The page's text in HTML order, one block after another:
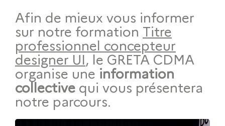
Afin de mieux vous informer
sur notre formation Titre
professionnel concepteur
designer UI, le GRETA CDMA
organise une information
collective qui vous présentera
notre parcours.